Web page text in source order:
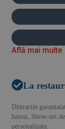
Află mai multe
La
Distractie
haiosi, Show-uri
personalizata.